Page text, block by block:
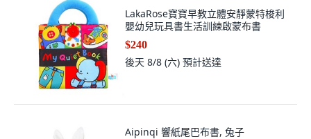
LakaRose寶寶早教立體安靜蒙特梭利
嬰幼兒玩具書生活訓練啟蒙布書
$240
後天 8/8 (六) 預計送達
Aipinqi 響紙尾巴布書, 兔子